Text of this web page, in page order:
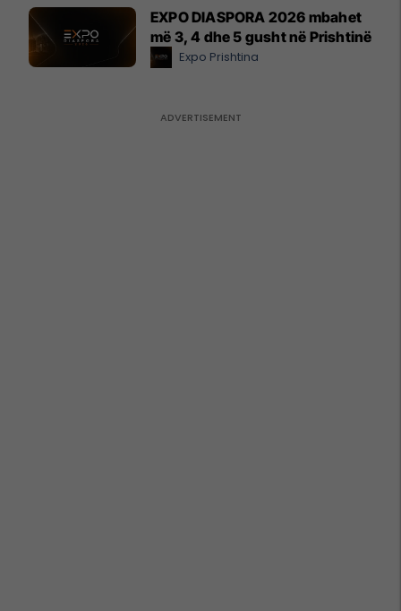
EXPO DIASPORA 2026 mbahet
më 3, 4 dhe 5 gusht në Prishtinë
Expo Prishtina